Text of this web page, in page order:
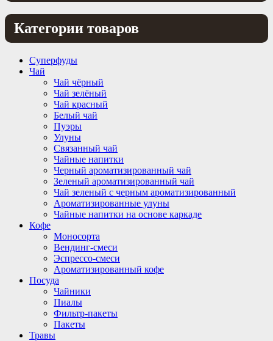
Категории товаров
Суперфуды
Чай
Чай чёрный
Чай зелёный
Чай красный
Белый чай
Пуэры
Улуны
Связанный чай
Чайные напитки
Черный ароматизированный чай
Зеленый ароматизированный чай
Чай зеленый с черным ароматизированный
Ароматизированные улуны
Чайные напитки на основе каркаде
Кофе
Моносорта
Вендинг-смеси
Эспрессо-смеси
Ароматизированный кофе
Посуда
Чайники
Пиалы
Фильтр-пакеты
Пакеты
Травы